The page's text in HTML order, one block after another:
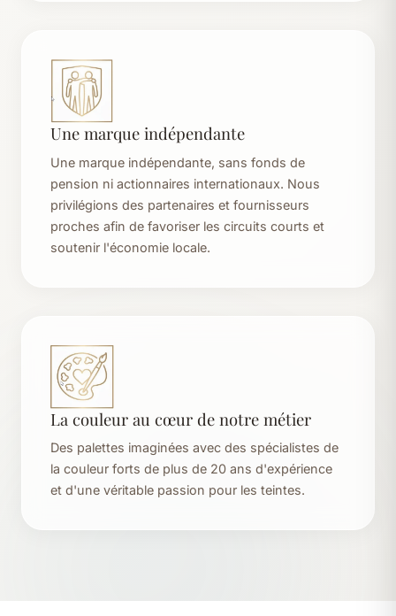
Une marque indépendante
Une marque indépendante, sans fonds de
pension ni actionnaires internationaux. Nous
privilégions des partenaires et fournisseurs
proches afin de favoriser les circuits courts et
soutenir l'économie locale.
La couleur au cœur de notre métier
Des palettes imaginées avec des spécialistes de
la couleur forts de plus de 20 ans d'expérience
et d'une véritable passion pour les teintes.